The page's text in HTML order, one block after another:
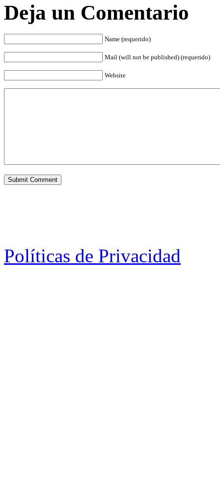
Deja un Comentario
Name (requerido)
Mail (will not be published) (requerido)
Website
Políticas de Privacidad